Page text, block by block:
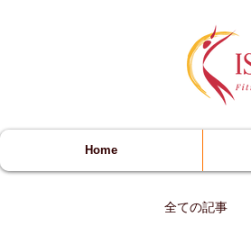
Home
全ての記事